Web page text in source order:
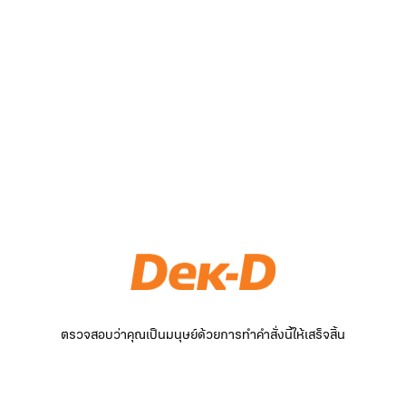
ตรวจสอบว่าคุณเป็นมนุษย์ด้วยการทำคำสั่งนี้ให้เสร็จสิ้น